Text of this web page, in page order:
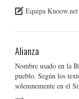
Equipa Knoow.net
Alianza
Nombre usado en la
pueblo. Según los
solemnemente en el